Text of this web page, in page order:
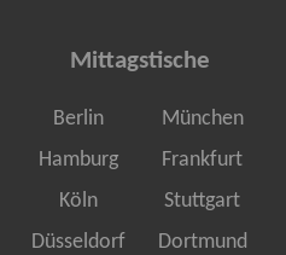
Mittagstische
Berlin
München
Hamburg
Frankfurt
Köln
Stuttgart
Düsseldorf
Dortmund